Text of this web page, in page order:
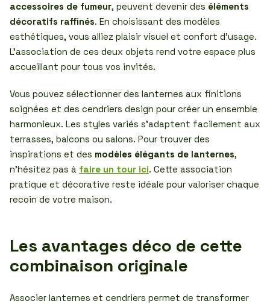
accessoires de fumeur, peuvent devenir des éléments
décoratifs raffinés. En choisissant des modèles
esthétiques, vous alliez plaisir visuel et confort d’usage.
L’association de ces deux objets rend votre espace plus
accueillant pour tous vos invités.
Vous pouvez sélectionner des lanternes aux finitions
soignées et des cendriers design pour créer un ensemble
harmonieux. Les styles variés s’adaptent facilement aux
terrasses, balcons ou salons. Pour trouver des
inspirations et des modèles élégants de lanternes,
n’hésitez pas à faire un tour ici. Cette association
pratique et décorative reste idéale pour valoriser chaque
recoin de votre maison.
Les avantages déco de cette
combinaison originale
Associer lanternes et cendriers permet de transformer